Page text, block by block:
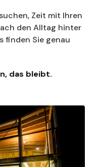
Zeit mit Ihren
den Alltag hinter
finden Sie genau
das bleibt.